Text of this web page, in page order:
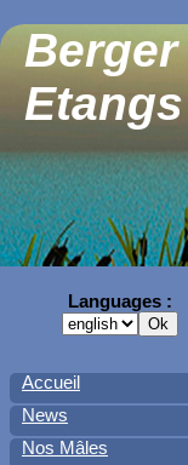
Etangs
Languages :
Accueil
News
Nos Mâles